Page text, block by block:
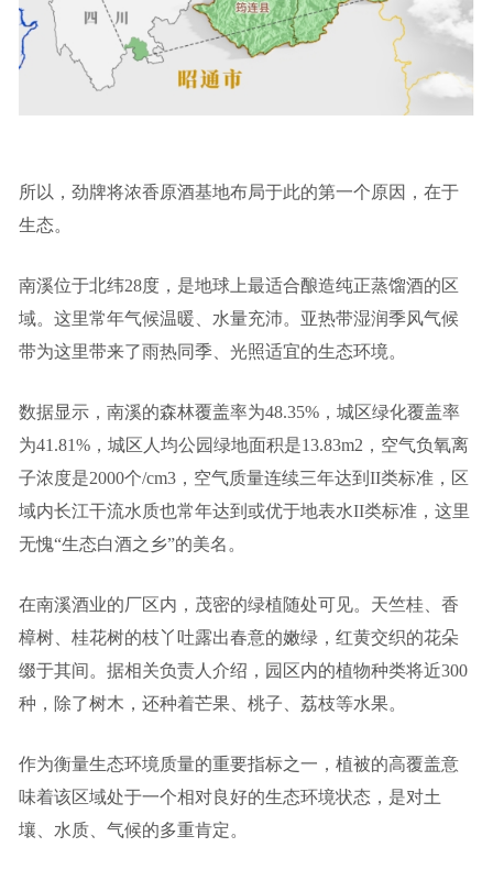
所以，劲牌将浓香原酒基地布局于此的第一个原因，在于
生态。
南溪位于北纬28度，是地球上最适合酿造纯正蒸馏酒的区
域。这里常年气候温暖、水量充沛。亚热带湿润季风气候
带为这里带来了雨热同季、光照适宜的生态环境。
数据显示，南溪的森林覆盖率为48.35%，城区绿化覆盖率
为41.81%，城区人均公园绿地面积是13.83m2，空气负氧离
子浓度是2000个/cm3，空气质量连续三年达到II类标准，区
域内长江干流水质也常年达到或优于地表水II类标准，这里
无愧“生态白酒之乡”的美名。
在南溪酒业的厂区内，茂密的绿植随处可见。天竺桂、香
樟树、桂花树的枝丫吐露出春意的嫩绿，红黄交织的花朵
缀于其间。据相关负责人介绍，园区内的植物种类将近300
种，除了树木，还种着芒果、桃子、荔枝等水果。
作为衡量生态环境质量的重要指标之一，植被的高覆盖意
味着该区域处于一个相对良好的生态环境状态，是对土
壤、水质、气候的多重肯定。